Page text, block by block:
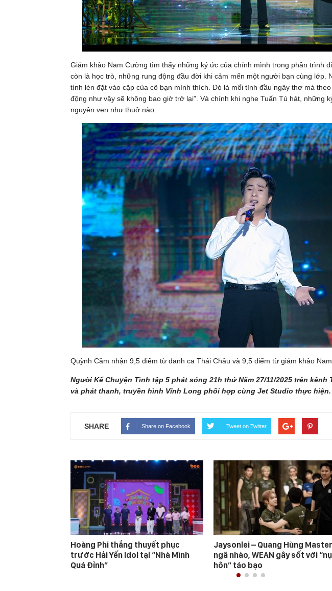
Giám khảo Nam Cường tìm thấy những ký ức của chính mình trong phần trình
còn là học trò, những rung động đầu đời khi cảm mến một người bạn cùng lớp.
tình lén đặt vào cặp của cô bạn mình thích. Đó là mối tình đầu ngây thơ mà
động như vậy sẽ không bao giờ trở lại”. Và chính khi nghe Tuấn Tú hát, những
nguyên vẹn như thuở nào.
Quỳnh Cầm nhận 9,5 điểm từ danh ca Thái Châu và 9,5 điểm từ giám khảo
Người Kể Chuyện Tình tập 5 phát sóng 21h thứ Năm 27/11/2025 trên kênh
và phát thanh, truyền hình Vĩnh Long phối hợp cùng Jet Studio thực hiện.
SHARE Share on Facebook Tweet on Twitter
Hoàng Phi thắng thuyết phục
trước Hải Yến Idol tại “Nhà Mình
Quá Đỉnh”
Jaysonlei – Quang Hùng
ngã nhào, WEAN gây sốt với “nụ
hôn” táo bạo